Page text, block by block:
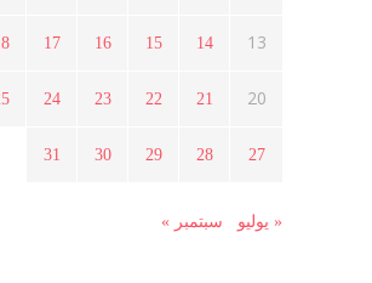
الثورة السورية ؟
في الثورة السورية ؟
13
14
15
16
17
20
21
22
23
24
27
28
29
30
31
« يوليو سبتمبر »